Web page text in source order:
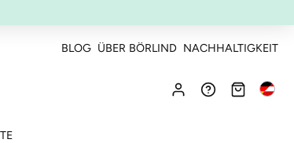
BLOG ÜBER BÖRLIND NACHHALTIGKEIT